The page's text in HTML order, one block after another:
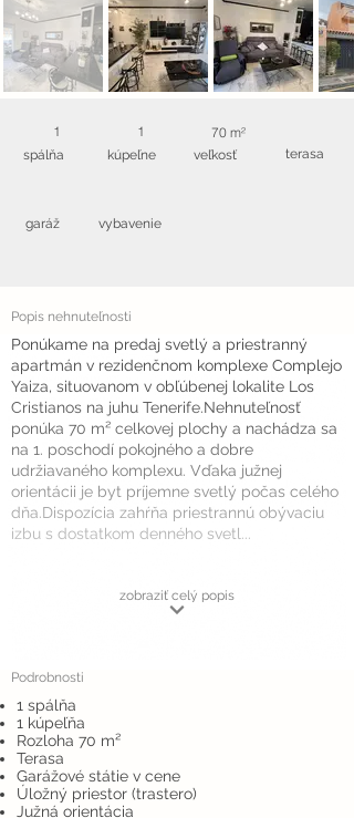
1
spálňa
1
kúpeľne
70 m²
veľkosť
garáž vybavenie
terasa
Popis nehnuteľnosti
Ponúkame na predaj svetlý a priestranný
apartmán v rezidenčnom komplexe Complejo
Yaiza, situovanom v obľúbenej lokalite Los
Cristianos na juhu Tenerife.Nehnuteľnosť
ponúka 70 m² celkovej plochy a nachádza sa
na 1. poschodí pokojného a dobre
udržiavaného komplexu. Vďaka južnej
orientácii je byt príjemne svetlý počas celého
dňa.Dispozícia zahŕňa priestrannú obývaciu
izbu s dostatkom denného svetl...
zobraziť celý popis
Podrobnosti
1 spálňa
1 kúpeľňa
Rozloha 70 m²
Terasa
Garážové státie v cene
Úložný priestor (trastero)
Južná orientácia